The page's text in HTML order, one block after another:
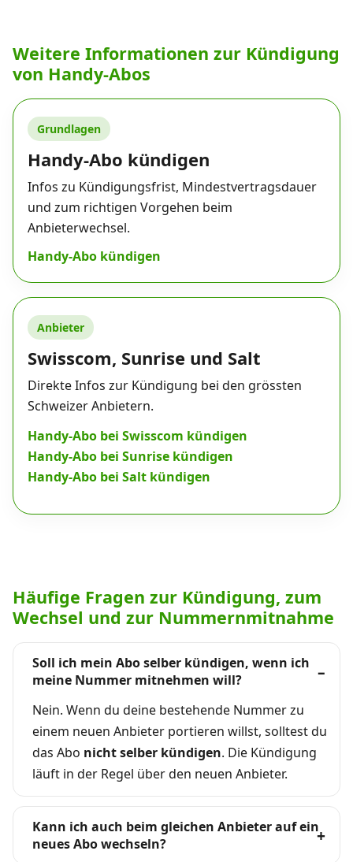
Weitere Informationen zur Kündigung
von Handy-Abos
Grundlagen
Handy-Abo kündigen
Infos zu Kündigungsfrist, Mindestvertragsdauer
und zum richtigen Vorgehen beim
Anbieterwechsel.
Handy-Abo kündigen
Anbieter
Swisscom, Sunrise und Salt
Direkte Infos zur Kündigung bei den grössten
Schweizer Anbietern.
Handy-Abo bei Swisscom kündigen
Handy-Abo bei Sunrise kündigen
Handy-Abo bei Salt kündigen
Häufige Fragen zur Kündigung, zum
Wechsel und zur Nummernmitnahme
Soll ich mein Abo selber kündigen, wenn ich
meine Nummer mitnehmen will?
Nein. Wenn du deine bestehende Nummer zu
einem neuen Anbieter portieren willst, solltest du
das Abo nicht selber kündigen. Die Kündigung
läuft in der Regel über den neuen Anbieter.
Kann ich auch beim gleichen Anbieter auf ein
neues Abo wechseln?